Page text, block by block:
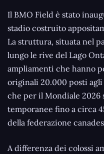
Il BMO Field è stato
stadio costruito
La struttura, situata nel
lungo le rive del Lago
ampliamenti che hanno
originali 20.000 posti
che per il Mondiale 2026
temporanee fino a circa
della federazione
A differenza dei colossi